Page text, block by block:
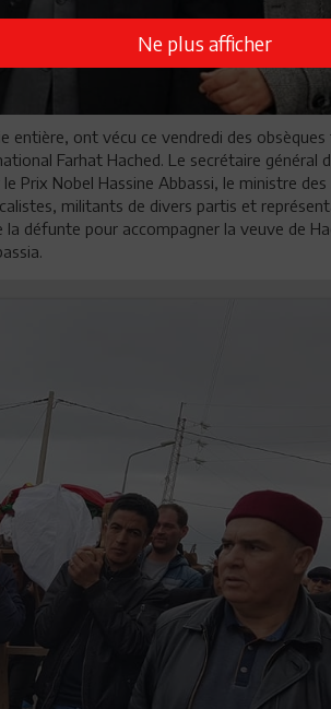
entière, ont vécu ce vendredi des
Farhat Hached. Le secrétaire général
Prix Nobel Hassine Abbassi, le ministre
militants de divers partis et
défunte pour accompagner la veuve de
Ne plus afficher